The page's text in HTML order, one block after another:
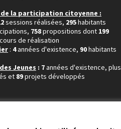
la participation citoyenne :
sessions réalisées, 295habitants
758propositions dont 199
de réalisation
: 4années d'existence, 90habitants
Jeunes : 7années d'existence,
et 89projets développés